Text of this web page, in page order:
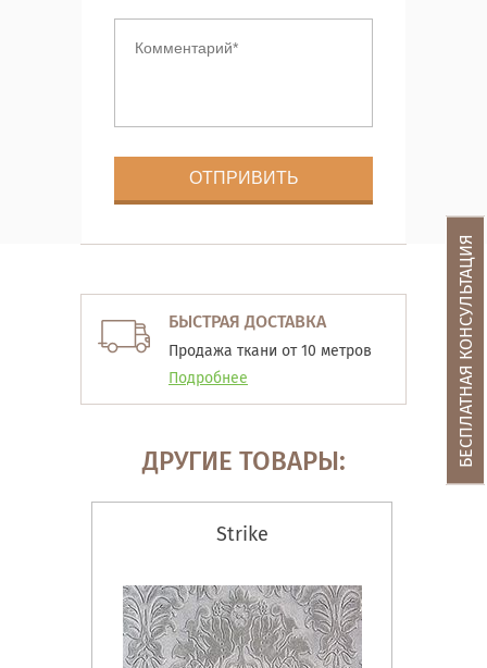
БЫСТРАЯ ДОСТАВКА
Продажа ткани от 10 метров
Подробнее
ДРУГИЕ ТОВАРЫ:
Strike
БЕСПЛАТНАЯ КОНСУЛЬТАЦИЯ